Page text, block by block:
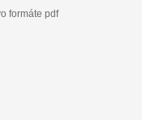
formáte pdf